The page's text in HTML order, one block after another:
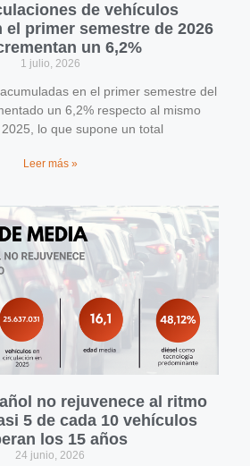
de vehículos
el primer semestre de 2026
un 6,2%
1 julio, 2026
en el primer semestre del
un 6,2% respecto al mismo
lo que supone un total
Leer más »
no rejuvenece al ritmo
5 de cada 10 vehículos
los 15 años
24 junio, 2026